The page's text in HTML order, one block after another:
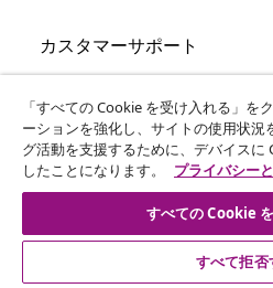
カスタマーサポート
ビジネス・パートナーシップ
vidaXL
その他の情報
「すべての Cookie を受け入れる」を
ーションを強化し、サイトの使用状
グ活動を支援するために、デバイス
したことになります。
プライバシー
すべての Cookie
すべて拒否